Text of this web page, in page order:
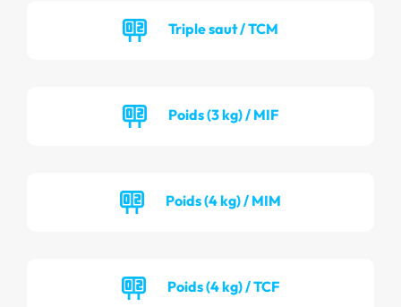
Triple saut / TCM
Poids (3 kg) / MIF
Poids (4 kg) / MIM
Poids (4 kg) / TCF